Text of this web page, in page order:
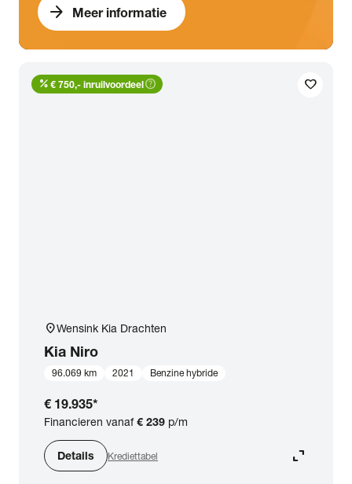
arrow_forward Meer informatie
favorite
percent € 750,- inruilvoordeelhelp_outline
location_onWensink Kia Drachten
Kia Niro
96.069 km 2021 Benzine hybride
€ 19.935*
Financieren vanaf€ 239 p/m
Details Krediettabel expand_content